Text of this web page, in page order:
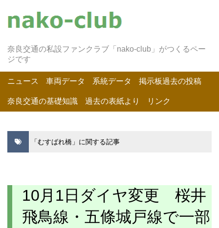
奈良交通の私設ファンクラブ「nako-club」がつくるペー
ジです
ニュース 車両データ 系統データ 掲示板過去の投稿
奈良交通の基礎知識 過去の表紙より リンク
「むすばれ橋」に関する記事
10月1日ダイヤ変更 桜井
飛鳥線・五條城戸線で一部